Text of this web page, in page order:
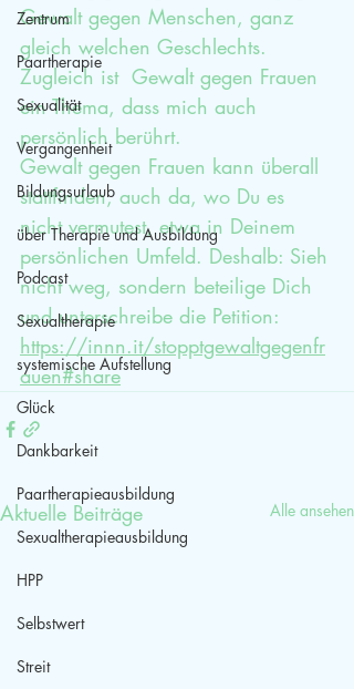
Zentrum
Paartherapie
Sexualität
Vergangenheit
Bildungsurlaub
über Therapie und Ausbildung
Podcast
Sexualtherapie
systemische Aufstellung
Glück
Dankbarkeit
Paartherapieausbildung
Sexualtherapieausbildung
HPP
Selbstwert
Streit
Gewalt gegen Menschen, ganz
gleich welchen Geschlechts.
Zugleich ist  Gewalt gegen Frauen
ein Thema, dass mich auch
persönlich berührt.
Gewalt gegen Frauen kann überall
stattfinden, auch da, wo Du es
nicht vermutest, etwa in Deinem
persönlichen Umfeld. Deshalb: Sieh
nicht weg, sondern beteilige Dich
und unterschreibe die Petition:
https://innn.it/stopptgewaltgegenfr
auen#share
Aktuelle Beiträge Alle ansehen